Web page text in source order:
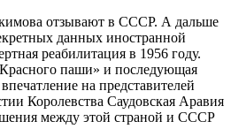
отзывают в СССР. А дальше
данных иностранной
реабилитация в 1956 году.
паши» и последующая
на представителей
Королевства Саудовская Аравия
между этой страной и СССР